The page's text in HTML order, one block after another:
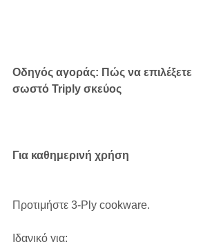
Οδηγός αγοράς: Πώς να επιλέξετε
σωστό Triply σκεύος
Για καθημερινή χρήση
Προτιμήστε 3-Ply cookware.
Ιδανικό για: